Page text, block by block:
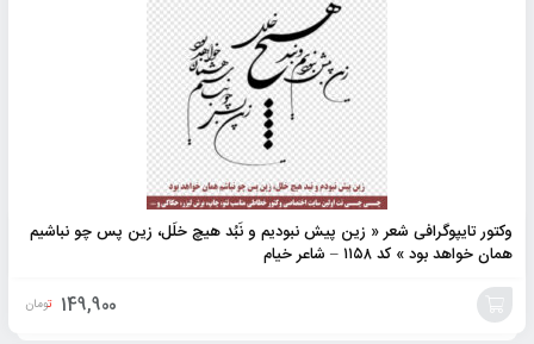
وکتور تایپوگرافی شعر « زین پیش نبودیم و نَبُد هیچ خلَل، زین پس چو نباشیم
همان خواهد‌ بود » کد ۱۱۵۸ – شاعر خیام
149,900 تومان